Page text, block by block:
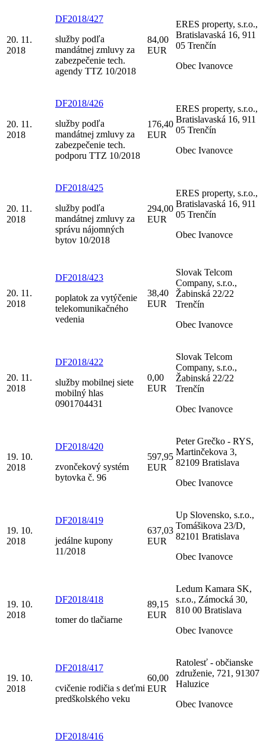
20. 11.
2018
DF2018/427
služby podľa
mandátnej zmluvy za
zabezpečenie tech.
agendy TTZ 10/2018
84,00
EUR
ERES property, s.r.o.,
Bratislavaská 16, 911
05 Trenčín
Obec Ivanovce
20. 11.
2018
DF2018/426
služby podľa
mandátnej zmluvy za
zabezpečenie tech.
podporu TTZ 10/2018
176,40
EUR
ERES property, s.r.o.,
Bratislavaská 16, 911
05 Trenčín
Obec Ivanovce
20. 11.
2018
DF2018/425
služby podľa
mandátnej zmluvy za
správu nájomných
bytov 10/2018
294,00
EUR
ERES property, s.r.o.,
Bratislavaská 16, 911
05 Trenčín
Obec Ivanovce
20. 11.
2018
DF2018/423
poplatok za vytýčenie
telekomunikačného
vedenia
38,40
EUR
Slovak Telcom
Company, s.r.o.,
Žabinská 22/22
Trenčín
Obec Ivanovce
20. 11.
2018
DF2018/422
služby mobilnej siete
mobilný hlas
0901704431
0,00
EUR
Slovak Telcom
Company, s.r.o.,
Žabinská 22/22
Trenčín
Obec Ivanovce
19. 10.
2018
DF2018/420
zvončekový systém
bytovka č. 96
597,95
EUR
Peter Grečko - RYS,
Martinčekova 3,
82109 Bratislava
Obec Ivanovce
19. 10.
2018
DF2018/419
jedálne kupony
11/2018
637,03
EUR
Up Slovensko, s.r.o.,
Tomášikova 23/D,
82101 Bratislava
Obec Ivanovce
19. 10.
2018
DF2018/418
tomer do tlačiarne
89,15
EUR
Ledum Kamara SK,
s.r.o., Zámocká 30,
810 00 Bratislava
Obec Ivanovce
19. 10.
2018
DF2018/417
cvičenie rodičia s deťmi
predškolského veku
60,00
EUR
Ratolesť - občianske
združenie, 721, 91307
Haluzice
Obec Ivanovce
DF2018/416